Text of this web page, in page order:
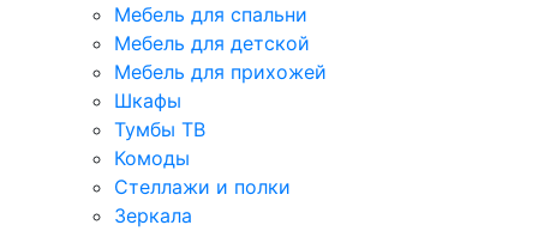
Мебель для спальни
Мебель для детской
Мебель для прихожей
Шкафы
Тумбы ТВ
Комоды
Стеллажи и полки
Зеркала